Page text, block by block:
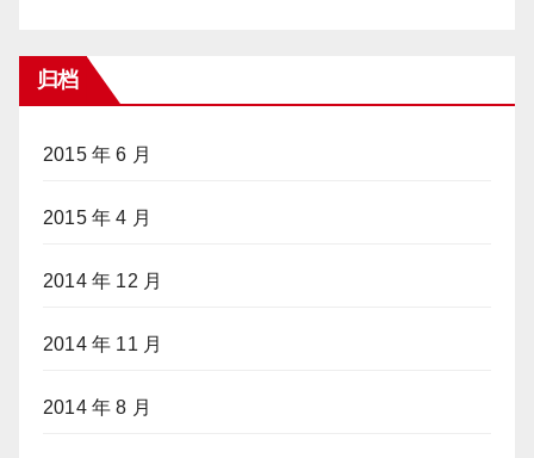
归档
2015 年 6 月
2015 年 4 月
2014 年 12 月
2014 年 11 月
2014 年 8 月